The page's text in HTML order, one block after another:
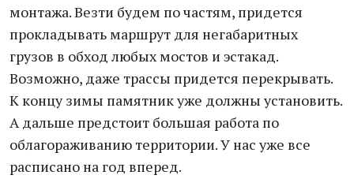
монтажа. Везти будем по частям, придется
прокладывать маршрут для негабаритных
грузов в обход любых мостов и эстакад.
Возможно, даже трассы придется перекрывать.
К концу зимы памятник уже должны установить.
А дальше предстоит большая работа по
облагораживанию территории. У нас уже все
расписано на год вперед.